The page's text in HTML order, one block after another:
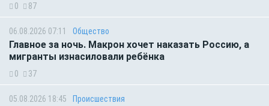
0 87
06.08.2026 07:11 Общество
Главное за ночь. Макрон хочет наказать Россию, а
мигранты изнасиловали ребёнка
0 37
05.08.2026 18:45 Происшествия